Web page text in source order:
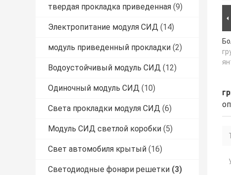
твердая прокладка приведенная (9)
Электропитание модуля СИД (14)
модуль приведенный прокладки (2)
Водоустойчивый модуль СИД (12)
Одиночный модуль СИД (10)
Света прокладки модуля СИД (6)
Модуль СИД светлой коробки (5)
Свет автомобиля крытый (16)
Светодиодные фонари решетки (3)